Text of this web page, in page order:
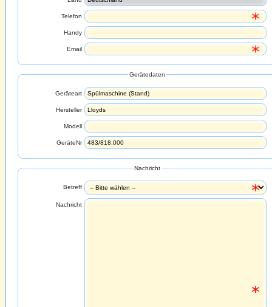
Telefon
Handy
Email
Gerätedaten
Geräteart
Hersteller
Modell
GeräteNr
Nachricht
Betreff
Nachricht